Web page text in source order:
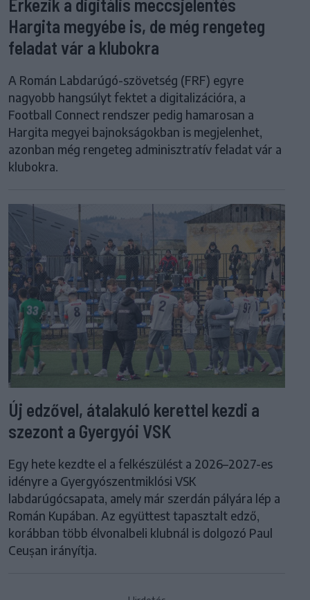
Érkezik a digitális meccsjelentés
Hargita megyébe is, de még rengeteg
feladat vár a klubokra
A Román Labdarúgó-szövetség (FRF) egyre
nagyobb hangsúlyt fektet a digitalizációra, a
Football Connect rendszer pedig hamarosan a
Hargita megyei bajnokságokban is megjelenhet,
azonban még rengeteg adminisztratív feladat vár a
klubokra.
Új edzővel, átalakuló kerettel kezdi a
szezont a Gyergyói VSK
Egy hete kezdte el a felkészülést a 2026–2027-es
idényre a Gyergyószentmiklósi VSK
labdarúgócsapata, amely már szerdán pályára lép a
Román Kupában. Az együttest tapasztalt edző,
korábban több élvonalbeli klubnál is dolgozó Paul
Ceușan irányítja.